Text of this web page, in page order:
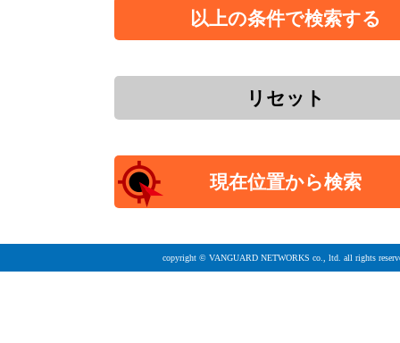
copyright © VANGUARD NETWORKS co., ltd. all rights